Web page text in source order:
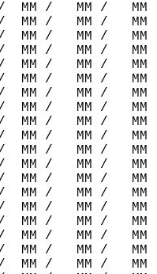
/  MM /   MM /   MM
/  MM /   MM /   MM
/  MM /   MM /   MM
MM /   MM /   MM
/  MM /   MM /   MM
/  MM /   MM /   MM
MM /   MM /   MM
/  MM /   MM /   MM
/  MM /   MM /   MM
MM /   MM /   MM
/  MM /   MM /   MM
MM /   MM /   MM
MM /   MM /   MM
MM /   MM /   MM
MM /   MM /   MM
MM /   MM /   MM
MM /   MM /   MM
MM /   MM /   MM
MM /   MM /   MM